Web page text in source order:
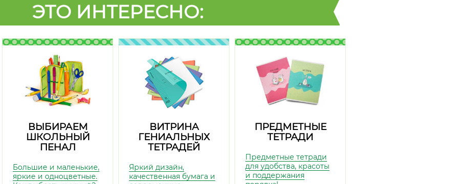
ЭТО ИНТЕРЕСНО:
ВЫБИРАЕМ
ШКОЛЬНЫЙ
ПЕНАЛ
Большие и маленькие,
яркие и одноцветные.
ВИТРИНА
ГЕНИАЛЬНЫХ
ТЕТРАДЕЙ
Яркий дизайн,
качественная бумага и
ПРЕДМЕТНЫЕ
ТЕТРАДИ
Предметные тетради
для удобства, красоты
и поддержания